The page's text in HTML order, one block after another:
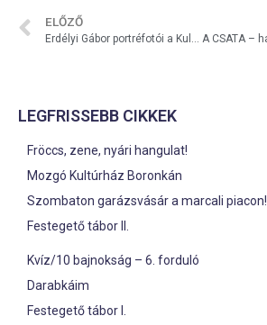
ELŐZŐ
LEGFRISSEBB CIKKEK
Fröccs, zene, nyári hangulat!
Mozgó Kultúrház Boronkán
Szombaton garázsvásár a marcali piacon!
Festegető tábor II.
Kvíz/10 bajnokság – 6. forduló
Darabkáim
Festegető tábor I.